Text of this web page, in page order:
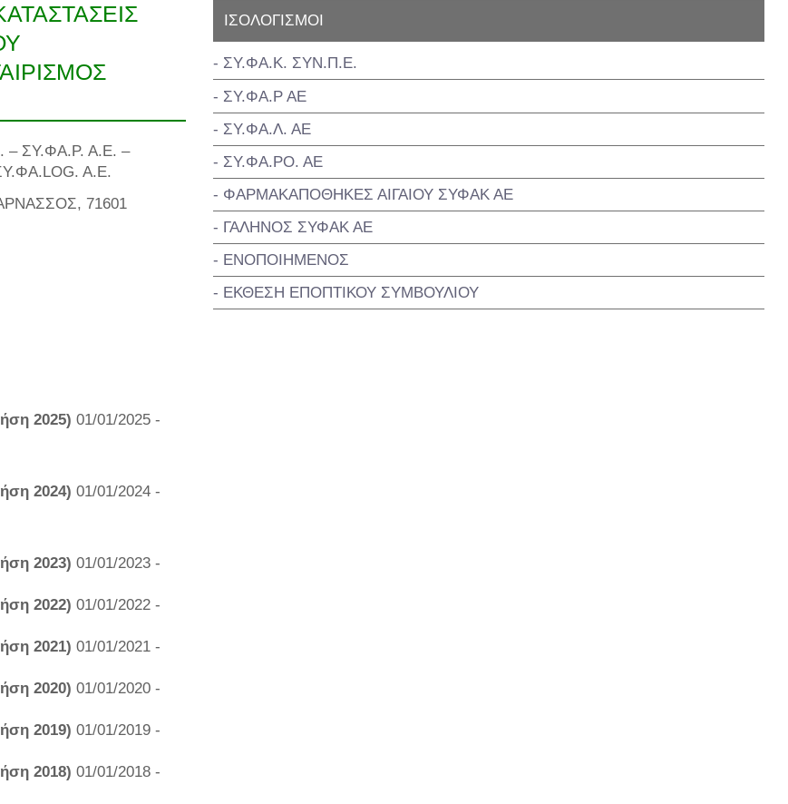
ΣΥ.ΦΑ.Ρ. Α.Ε. –
A.E.
71601
2025) 01/01/2025 -
2024) 01/01/2024 -
2023) 01/01/2023 -
2022) 01/01/2022 -
2021) 01/01/2021 -
2020) 01/01/2020 -
2019) 01/01/2019 -
2018) 01/01/2018 -
ΙΣΟΛΟΓΙΣΜΟΙ
- ΣΥ.ΦΑ.Κ. ΣΥΝ.Π.Ε.
- ΣΥ.ΦΑ.Ρ ΑΕ
- ΣΥ.ΦΑ.Λ. ΑΕ
- ΣΥ.ΦΑ.ΡΟ. ΑΕ
- ΦΑΡΜΑΚΑΠΟΘΗΚΕΣ ΑΙΓΑΙΟΥ ΣΥΦΑΚ ΑΕ
- ΓΑΛΗΝΟΣ ΣΥΦΑΚ ΑΕ
- ΕΝΟΠΟΙΗΜΕΝΟΣ
- ΕΚΘΕΣΗ ΕΠΟΠΤΙΚΟΥ ΣΥΜΒΟΥΛΙΟΥ